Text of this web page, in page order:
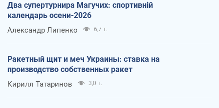
Два супертурнира Магучих: спортивній
календарь осени-2026
Александр Липенко 6,7 т.
Ракетный щит и меч Украины: ставка на
производство собственных ракет
Кирилл Татаринов 3,0 т.